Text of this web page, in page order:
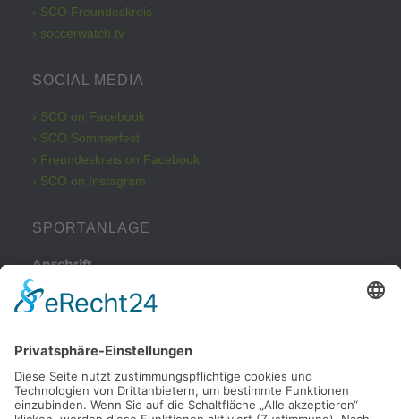
› SCO Freundeskreis
› soccerwatch.tv
SOCIAL MEDIA
› SCO on Facebook
› SCO Sommerfest
› Freundeskreis on Facebook
› SCO on Instagram
SPORTANLAGE
Anschrift
Kleinbeckstraße 43
45549 Sprockhövel
Telefon
Tel.: 02324 / 79082